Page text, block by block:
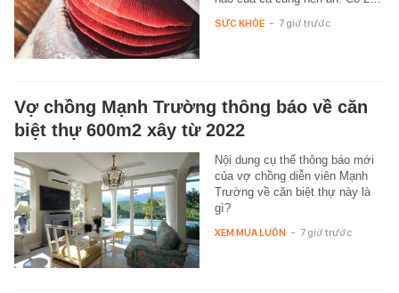
SỨC KHỎE - 7 giờ trước
Vợ chồng Mạnh Trường thông báo về căn
biệt thự 600m2 xây từ 2022
Nội dung cụ thể thông báo mới
của vợ chồng diễn viên Mạnh
Trường về căn biệt thự này là
gì?
XEM MUA LUÔN - 7 giờ trước